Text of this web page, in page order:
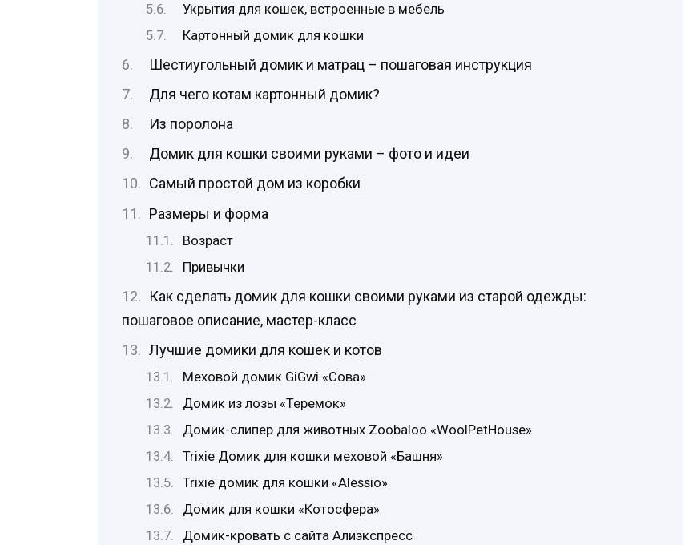
Укрытия для кошек, встроенные в мебель
Картонный домик для кошки
Шестиугольный домик и матрац – пошаговая инструкция
Для чего котам картонный домик?
Из поролона
Домик для кошки своими руками – фото и идеи
Самый простой дом из коробки
Размеры и форма
Возраст
Привычки
Как сделать домик для кошки своими руками из старой одежды:
пошаговое описание, мастер-класс
Лучшие домики для кошек и котов
Меховой домик GiGwi «Сова»
Домик из лозы «Теремок»
Домик-слипер для животных Zoobaloo «WoolPetHouse»
Trixie Домик для кошки меховой «Башня»
Trixie домик для кошки «Alessio»
Домик для кошки «Котосфера»
Домик-кровать с сайта Алиэкспресс